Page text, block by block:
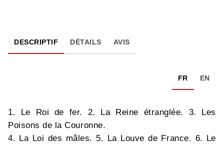
DESCRIPTIF DÉTAILS AVIS
FR EN
1. Le Roi de fer. 2. La Reine étranglée. 3. Les
Poisons de la Couronne.
4. La Loi des mâles. 5. La Louve de France. 6. Le